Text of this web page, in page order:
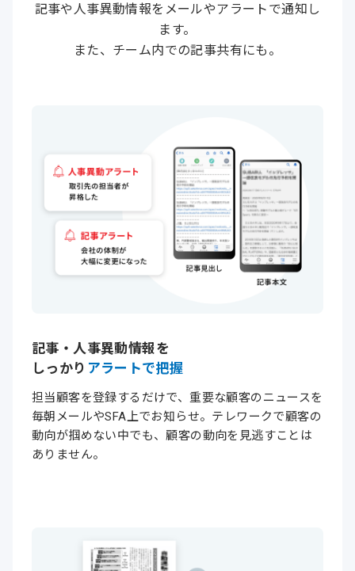
記事や人事異動情報をメールやアラートで通知し
ます。
また、チーム内での記事共有にも。
記事・人事異動情報を
しっかり アラートで把握
担当顧客を登録するだけで、重要な顧客のニュースを
毎朝メールやSFA上でお知らせ。テレワークで顧客の
動向が掴めない中でも、顧客の動向を見逃すことは
ありません。